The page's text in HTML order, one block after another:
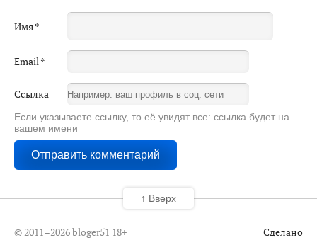
Имя*
Email*
Ссылка
Если указываете ссылку, то её увидят все: ссылка будет на
вашем имени
© 2011–2026 bloger51 18+
Сделано
↑ Вверх